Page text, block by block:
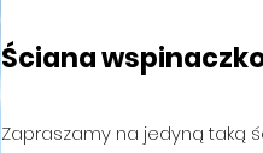
Ściana
Zapraszamy na jedyną taką